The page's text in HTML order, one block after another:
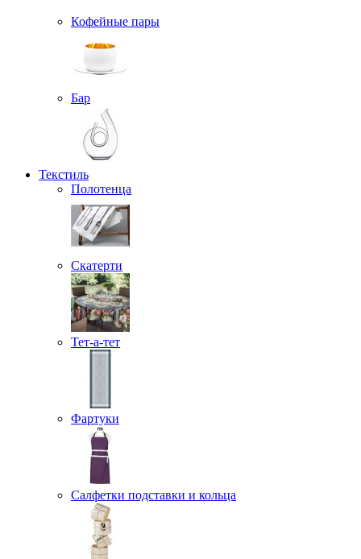
Кофейные пары
Бар
Текстиль
Полотенца
Скатерти
Тет-а-тет
Фартуки
Салфетки подставки и кольца